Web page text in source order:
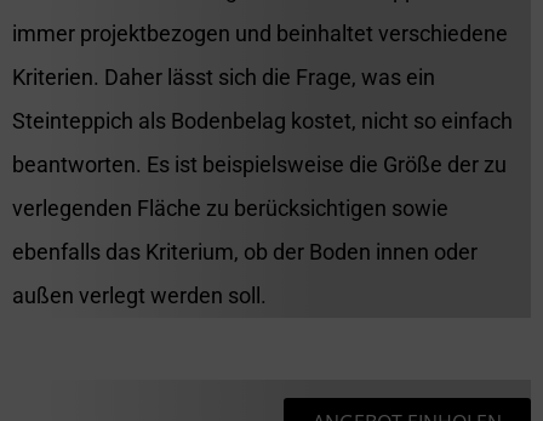
immer projektbezogen und beinhaltet verschiedene
Kriterien. Daher lässt sich die Frage, was ein
Steinteppich als Bodenbelag kostet, nicht so einfach
beantworten. Es ist beispielsweise die Größe der zu
verlegenden Fläche zu berücksichtigen sowie
ebenfalls das Kriterium, ob der Boden innen oder
außen verlegt werden soll.